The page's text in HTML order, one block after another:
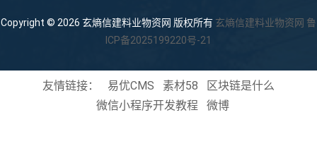
Copyright © 2026 玄熵信建料业物资网 版权所有 玄熵信建料业物资网 鲁
ICP备2025199220号-21
友情链接： 易优CMS 素材58
区块链是什么
微信小程序开发教程
微博